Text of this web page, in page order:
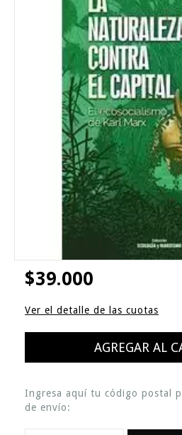
$39.000
Ver el detalle de las cuotas
Ingresa aquí tu código postal
de envío: